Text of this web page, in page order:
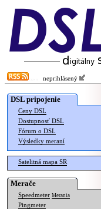
neprihlásený
DSL pripojenie
Ceny DSL
Dostupnosť DSL
Fórum o DSL
Výsledky meraní
Satelitná mapa SR
Merače
Speedmeter Merania
Pingmeter